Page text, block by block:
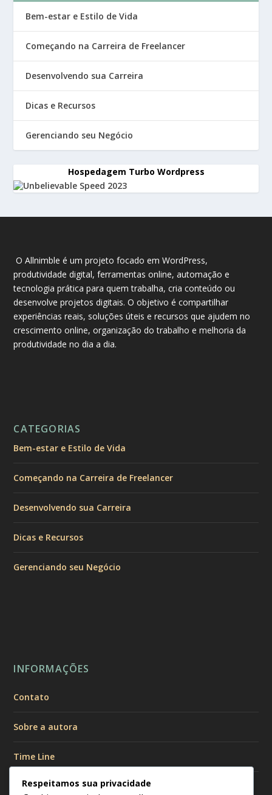
Bem-estar e Estilo de Vida
Começando na Carreira de Freelancer
Desenvolvendo sua Carreira
Dicas e Recursos
Gerenciando seu Negócio
Hospedagem Turbo Wordpress
O Allnimble é um projeto focado em WordPress,
produtividade digital, ferramentas online, automação e
tecnologia prática para quem trabalha, cria conteúdo ou
desenvolve projetos digitais. O objetivo é compartilhar
experiências reais, soluções úteis e recursos que ajudem no
crescimento online, organização do trabalho e melhoria da
produtividade no dia a dia.
CATEGORIAS
Bem-estar e Estilo de Vida
Começando na Carreira de Freelancer
Desenvolvendo sua Carreira
Dicas e Recursos
Gerenciando seu Negócio
INFORMAÇÕES
Contato
Sobre a autora
Time Line
Políticas de Privacidade
Respeitamos sua privacidade